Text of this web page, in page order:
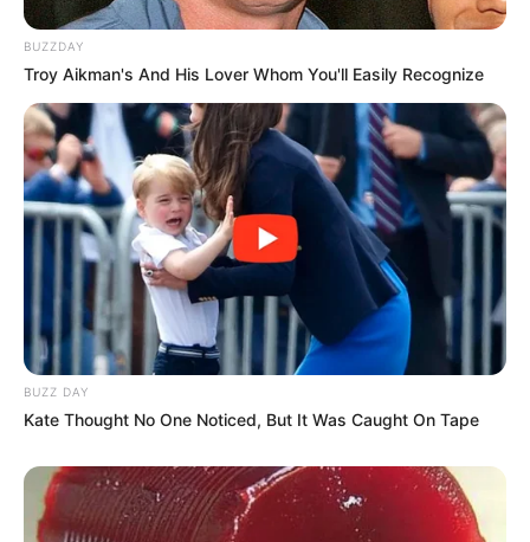
Nyimas Ratu Rafa Shenina Cinnamon
Megan Domani Beby Tsabina
BUZZDAY
Troy Aikman's And His Lover Whom You'll Easily Recognize
BUZZ DAY
Kate Thought No One Noticed, But It Was Caught On Tape